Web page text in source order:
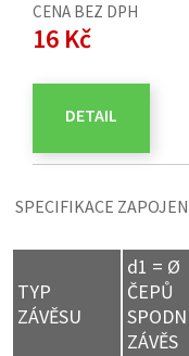
CENA BEZ DPH
16 Kč
DETAIL
SPECIFIKACE
TYP
ZÁVĚSU
d1 = Ø
ČEPŮ
ZÁVĚS